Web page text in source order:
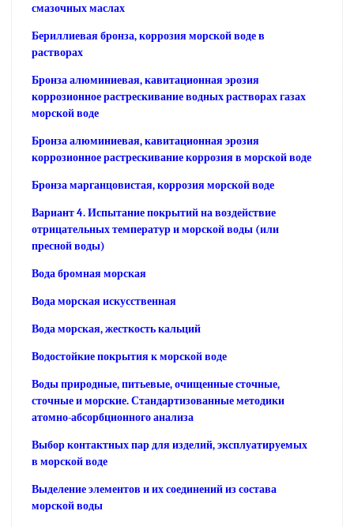
смазочных маслах
Бериллиевая бронза, коррозия морской воде в
растворах
Бронза алюминиевая, кавитационная эрозия
коррозионное растрескивание водных растворах газах
морской воде
Бронза алюминиевая, кавитационная эрозия
коррозионное растрескивание коррозия в морской воде
Бронза марганцовистая, коррозия морской воде
Вариант 4. Испытание покрытий на воздействие
отрицательных температур и морской воды (или
пресной воды)
Вода бромная морская
Вода морская искусственная
Вода морская, жесткость кальций
Водостойкие покрытия к морской воде
Воды природные, питьевые, очищенные сточные,
сточные и морские. Стандартизованные методики
атомно-абсорбционного анализа
Выбор контактных пар для изделий, эксплуатируемых
в морской воде
Выделение элементов и их соединений из состава
морской воды